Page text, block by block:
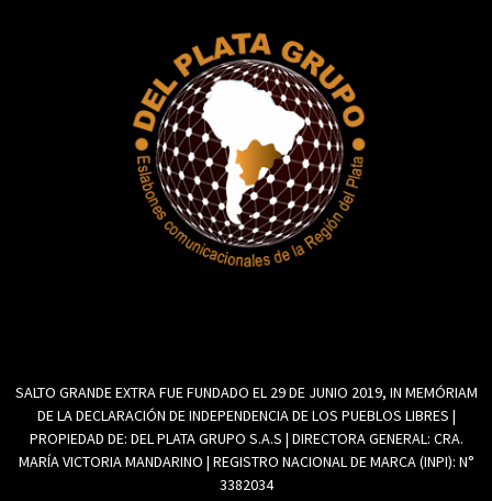
SALTO GRANDE EXTRA FUE FUNDADO EL 29 DE JUNIO 2019, IN MEMÓRIAM
DE LA DECLARACIÓN DE INDEPENDENCIA DE LOS PUEBLOS LIBRES |
PROPIEDAD DE: DEL PLATA GRUPO S.A.S | DIRECTORA GENERAL: CRA.
MARÍA VICTORIA MANDARINO | REGISTRO NACIONAL DE MARCA (INPI): N°
3382034